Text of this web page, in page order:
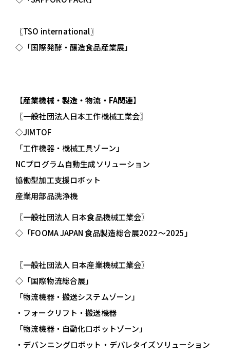
〖TSO international〗
◇「国際発酵・醸造食品産業展」
【産業機械・製造・物流・FA関連】
〖一般社団法人日本工作機械工業会〗
◇JIMTOF
「工作機器・機械工具ゾーン」
NCプログラム自動生成ソリューション
協働型加工支援ロボット
産業用部品洗浄機
〖一般社団法人 日本食品機械工業会〗
◇「FOOMA JAPAN 食品製造総合展2022～2025」
〖一般社団法人 日本産業機械工業会〗
◇「国際物流総合展」
「物流機器・搬送システムゾーン」
・フォークリフト・搬送機器
「物流機器・自動化ロボットゾーン」
・デバンニングロボット・デパレタイズソリューション